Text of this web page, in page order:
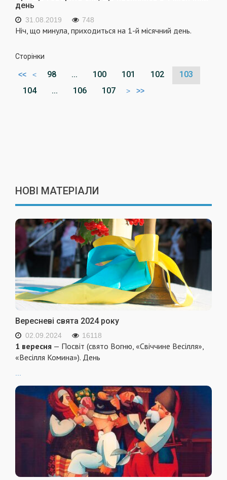
день
31.08.2019 748
Ніч, що минула, приходиться на 1-й місячний день.
Сторінки
<< < 98 ... 100 101 102
103
104
... 106 107 > >>
НОВІ МАТЕРІАЛИ
Вересневі свята 2024 року
02.09.2024 16118
1 вересня — Посвіт (свято Вогню, «Свіччине Весілля»,
«Весілля Комина»). День